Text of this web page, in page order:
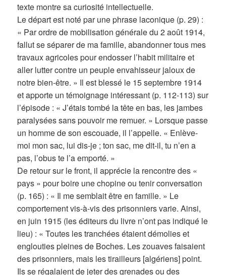
texte montre sa curiosité intellectuelle.
Le départ est noté par une phrase laconique (p. 29) :
« Par ordre de mobilisation générale du 2 août 1914,
fallut se séparer de ma famille, abandonner tous mes
travaux agricoles pour endosser l’habit militaire et
aller lutter contre un peuple envahisseur jaloux de
notre bien-être. » Il est blessé le 15 septembre 1914
et apporte un témoignage intéressant (p. 112-113) sur
l’épisode : « J’étais tombé la tête en bas, les jambes
paralysées sans pouvoir me remuer. » Lorsque passe
un homme de son escouade, il l’appelle. « Enlève-
moi mon sac, lui dis-je ; ton sac, me dit-il, tu n’en a
pas, l’obus te l’a emporté. »
De retour sur le front, il apprécie la rencontre des «
pays » pour boire une chopine ou tenir conversation
(p. 165) : « Il me semblait être en famille. » Le
comportement vis-à-vis des prisonniers varie. Ainsi,
en juin 1915 (les éditeurs du livre n’ont pas indiqué le
lieu) : « Toutes les tranchées étaient démolies et
englouties pleines de Boches. Les zouaves faisaient
des prisonniers, mais les tirailleurs [algériens] point.
Ils se régalaient de jeter des grenades ou des